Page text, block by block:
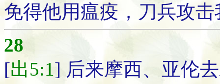
免得他用瘟疫，刀兵攻击
28
[出5:1] 后来摩西、亚伦